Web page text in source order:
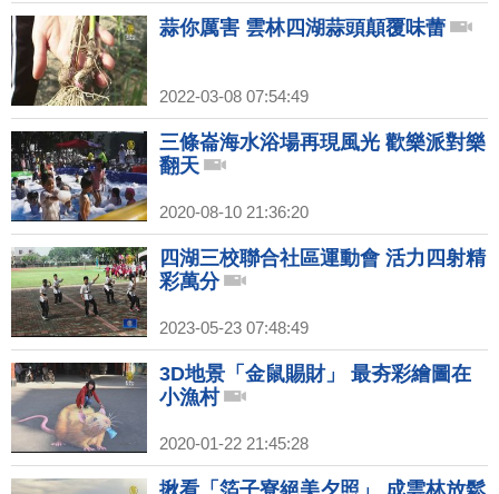
蒜你厲害 雲林四湖蒜頭顛覆味蕾
2022-03-08 07:54:49
三條崙海水浴場再現風光 歡樂派對樂
翻天
2020-08-10 21:36:20
四湖三校聯合社區運動會 活力四射精
彩萬分
2023-05-23 07:48:49
3D地景「金鼠賜財」 最夯彩繪圖在
小漁村
2020-01-22 21:45:28